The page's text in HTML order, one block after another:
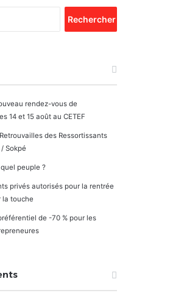
rendez-vous de
14 et 15 août au CETEF
des Ressortissants
Sokpé
peuple ?
privés autorisés pour la rentrée
la touche
de -70 % pour les